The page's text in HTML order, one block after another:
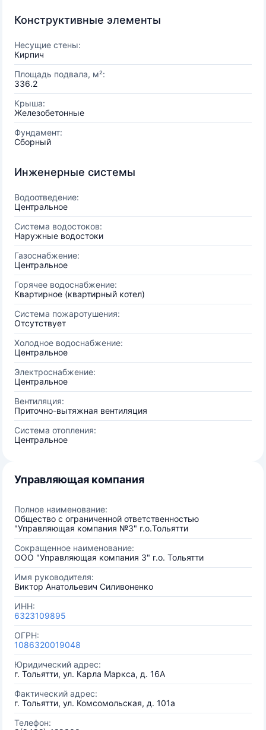
Конструктивные элементы
Несущие стены:
Кирпич
Площадь подвала, м²:
336.2
Крыша:
Железобетонные
Фундамент:
Сборный
Инженерные системы
Водоотведение:
Центральное
Система водостоков:
Наружные водостоки
Газоснабжение:
Центральное
Горячее водоснабжение:
Квартирное (квартирный котел)
Система пожаротушения:
Отсутствует
Холодное водоснабжение:
Центральное
Электроснабжение:
Центральное
Вентиляция:
Приточно-вытяжная вентиляция
Система отопления:
Центральное
Управляющая компания
Полное наименование:
Общество с ограниченной ответственностью
"Управляющая компания №3" г.о.Тольятти
Сокращенное наименование:
ООО "Управляющая компания 3" г.о. Тольятти
Имя руководителя:
Виктор Анатольевич Силивоненко
ИНН:
6323109895
ОГРН:
1086320019048
Юридический адрес:
г. Тольятти, ул. Карла Маркса, д. 16А
Фактический адрес:
г. Тольятти, ул. Комсомольская, д. 101а
Телефон: